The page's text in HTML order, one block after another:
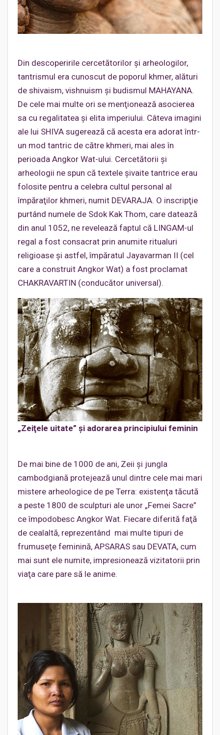
Din descoperirile cercetătorilor şi arheologilor,
tantrismul era cunoscut de poporul khmer, alături
de shivaism, vishnuism şi budismul MAHAYANA.
De cele mai multe ori se menţionează asocierea
sa cu regalitatea şi elita imperiului. Câteva imagini
ale lui SHIVA sugerează că acesta era adorat într-
un mod tantric de către khmeri, mai ales în
perioada Angkor Wat-ului. Cercetătorii şi
arheologii ne spun că textele şivaite tantrice erau
folosite pentru a celebra cultul personal al
împăraţilor khmeri, numit DEVARAJA. O inscripţie
purtând numele de Sdok Kak Thom, care datează
din anul 1052, ne revelează faptul că LINGAM-ul
regal a fost consacrat prin anumite ritualuri
religioase şi astfel, împăratul Jayavarman II (cel
care a construit Angkor Wat) a fost proclamat
CHAKRAVARTIN (conducător universal).
„Zeiţele uitate” şi adorarea principiului feminin
De mai bine de 1000 de ani, Zeii şi jungla
cambodgiană protejează unul dintre cele mai mari
mistere arheologice de pe Terra: existenţa tăcută
a peste 1800 de sculpturi ale unor „Femei Sacre”
ce împodobesc Angkor Wat. Fiecare diferită faţă
de cealaltă, reprezentând mai multe tipuri de
frumuseţe feminină, APSARAS sau DEVATA, cum
mai sunt ele numite, impresionează vizitatorii prin
viaţa care pare să le anime.